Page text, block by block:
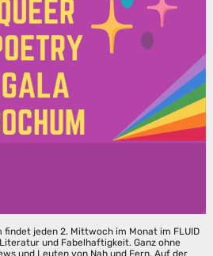
findet jeden 2. Mittwoch im Monat im FLUID
und Fabelhaftigkeit. Ganz ohne
und Leuten von Nah und Fern. Auf der